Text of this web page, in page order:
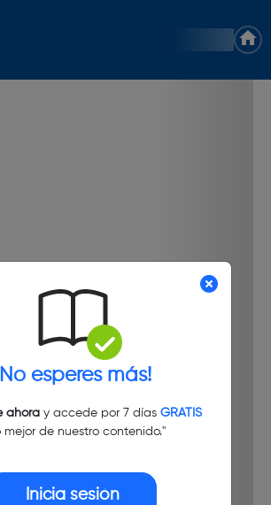
esperes más!
ahoray accede por 7 días GRATIS
mejor de nuestro contenido."
Inicia sesión